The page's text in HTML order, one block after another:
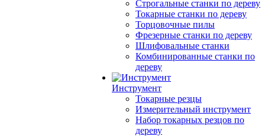
Строгальные станки по дереву
Токарные станки по дереву
Торцовочные пилы
Фрезерные станки по дереву
Шлифовальные станки
Комбинированные станки по
дереву
Инструмент
Токарные резцы
Измерительный инструмент
Набор токарных резцов по
дереву